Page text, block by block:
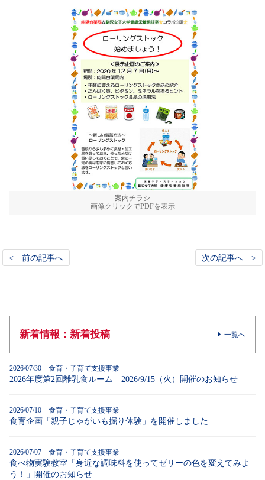
案内チラシ
画像クリックでPDFを表示
< 前の記事へ 次の記事へ >
新着情報：新着投稿 一覧へ
2026/07/30 食育・子育て支援事業
2026年度第2回離乳食ルーム 2026/9/15（火）開催のお知らせ
2026/07/10 食育・子育て支援事業
食育企画「親子じゃがいも掘り体験」を開催しました
2026/07/07 食育・子育て支援事業
食べ物実験教室「身近な調味料を使ってゼリーの色を変えてみよ
う！」開催のお知らせ